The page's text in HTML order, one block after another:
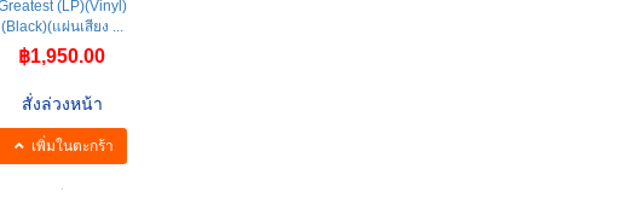
Yellow Fang : The
Greatest (LP)(Vinyl)
(Black)(แผ่นเสียง ...
สั่งล่วงหน้า